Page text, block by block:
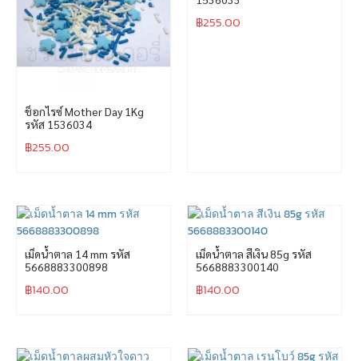
ช็อกไรซ์ Mother Day 1Kg
รหัส 1536034
฿255.00
฿255.00
เม็ดน้ำตาล 14 mm รหัส
5668883300898
฿140.00
เม็ดน้ำตาล สีเงิน 85g รหัส
5668883300140
฿140.00